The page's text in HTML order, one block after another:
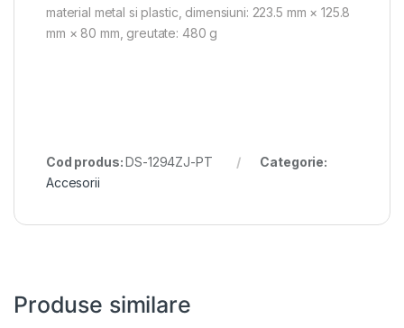
material metal si plastic, dimensiuni: 223.5 mm × 125.8
mm × 80 mm, greutate: 480 g
Cod produs:DS-1294ZJ-PT
Categorie:
Accesorii
Produse similare